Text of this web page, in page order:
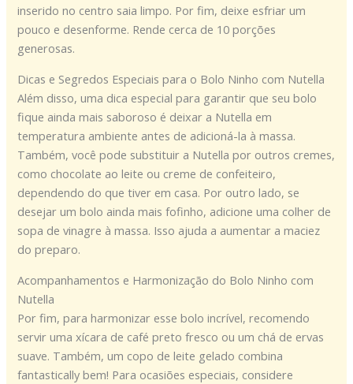
inserido no centro saia limpo. Por fim, deixe esfriar um
pouco e desenforme. Rende cerca de 10 porções
generosas.
Dicas e Segredos Especiais para o Bolo Ninho com Nutella
Além disso, uma dica especial para garantir que seu bolo
fique ainda mais saboroso é deixar a Nutella em
temperatura ambiente antes de adicioná-la à massa.
Também, você pode substituir a Nutella por outros cremes,
como chocolate ao leite ou creme de confeiteiro,
dependendo do que tiver em casa. Por outro lado, se
desejar um bolo ainda mais fofinho, adicione uma colher de
sopa de vinagre à massa. Isso ajuda a aumentar a maciez
do preparo.
Acompanhamentos e Harmonização do Bolo Ninho com
Nutella
Por fim, para harmonizar esse bolo incrível, recomendo
servir uma xícara de café preto fresco ou um chá de ervas
suave. Também, um copo de leite gelado combina
fantastically bem! Para ocasiões especiais, considere